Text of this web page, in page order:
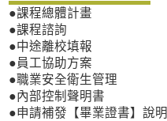
●課程總體計畫
●課程諮詢
●中途離校填報
●員工協助方案
●職業安全衛生管理
●內部控制聲明書
●申請補發【畢業證書】說明